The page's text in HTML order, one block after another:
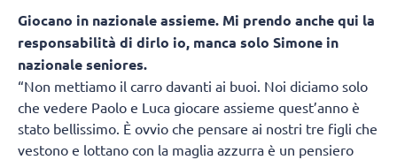
Giocano in nazionale assieme. Mi prendo anche qui la
responsabilità di dirlo io, manca solo Simone in
nazionale seniores.
“Non mettiamo il carro davanti ai buoi. Noi diciamo solo
che vedere Paolo e Luca giocare assieme quest’anno è
stato bellissimo. È ovvio che pensare ai nostri tre figli che
vestono e lottano con la maglia azzurra è un pensiero